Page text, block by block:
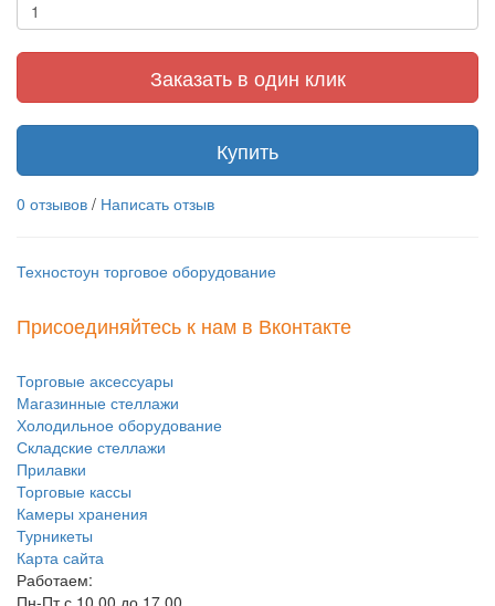
Заказать в один клик
Купить
0 отзывов / Написать отзыв
Техностоун торговое оборудование
Присоединяйтесь к нам в Вконтакте
Торговые аксессуары
Магазинные стеллажи
Холодильное оборудование
Складские стеллажи
Прилавки
Торговые кассы
Камеры хранения
Турникеты
Карта сайта
Работаем:
Пн-Пт с 10.00 до 17.00